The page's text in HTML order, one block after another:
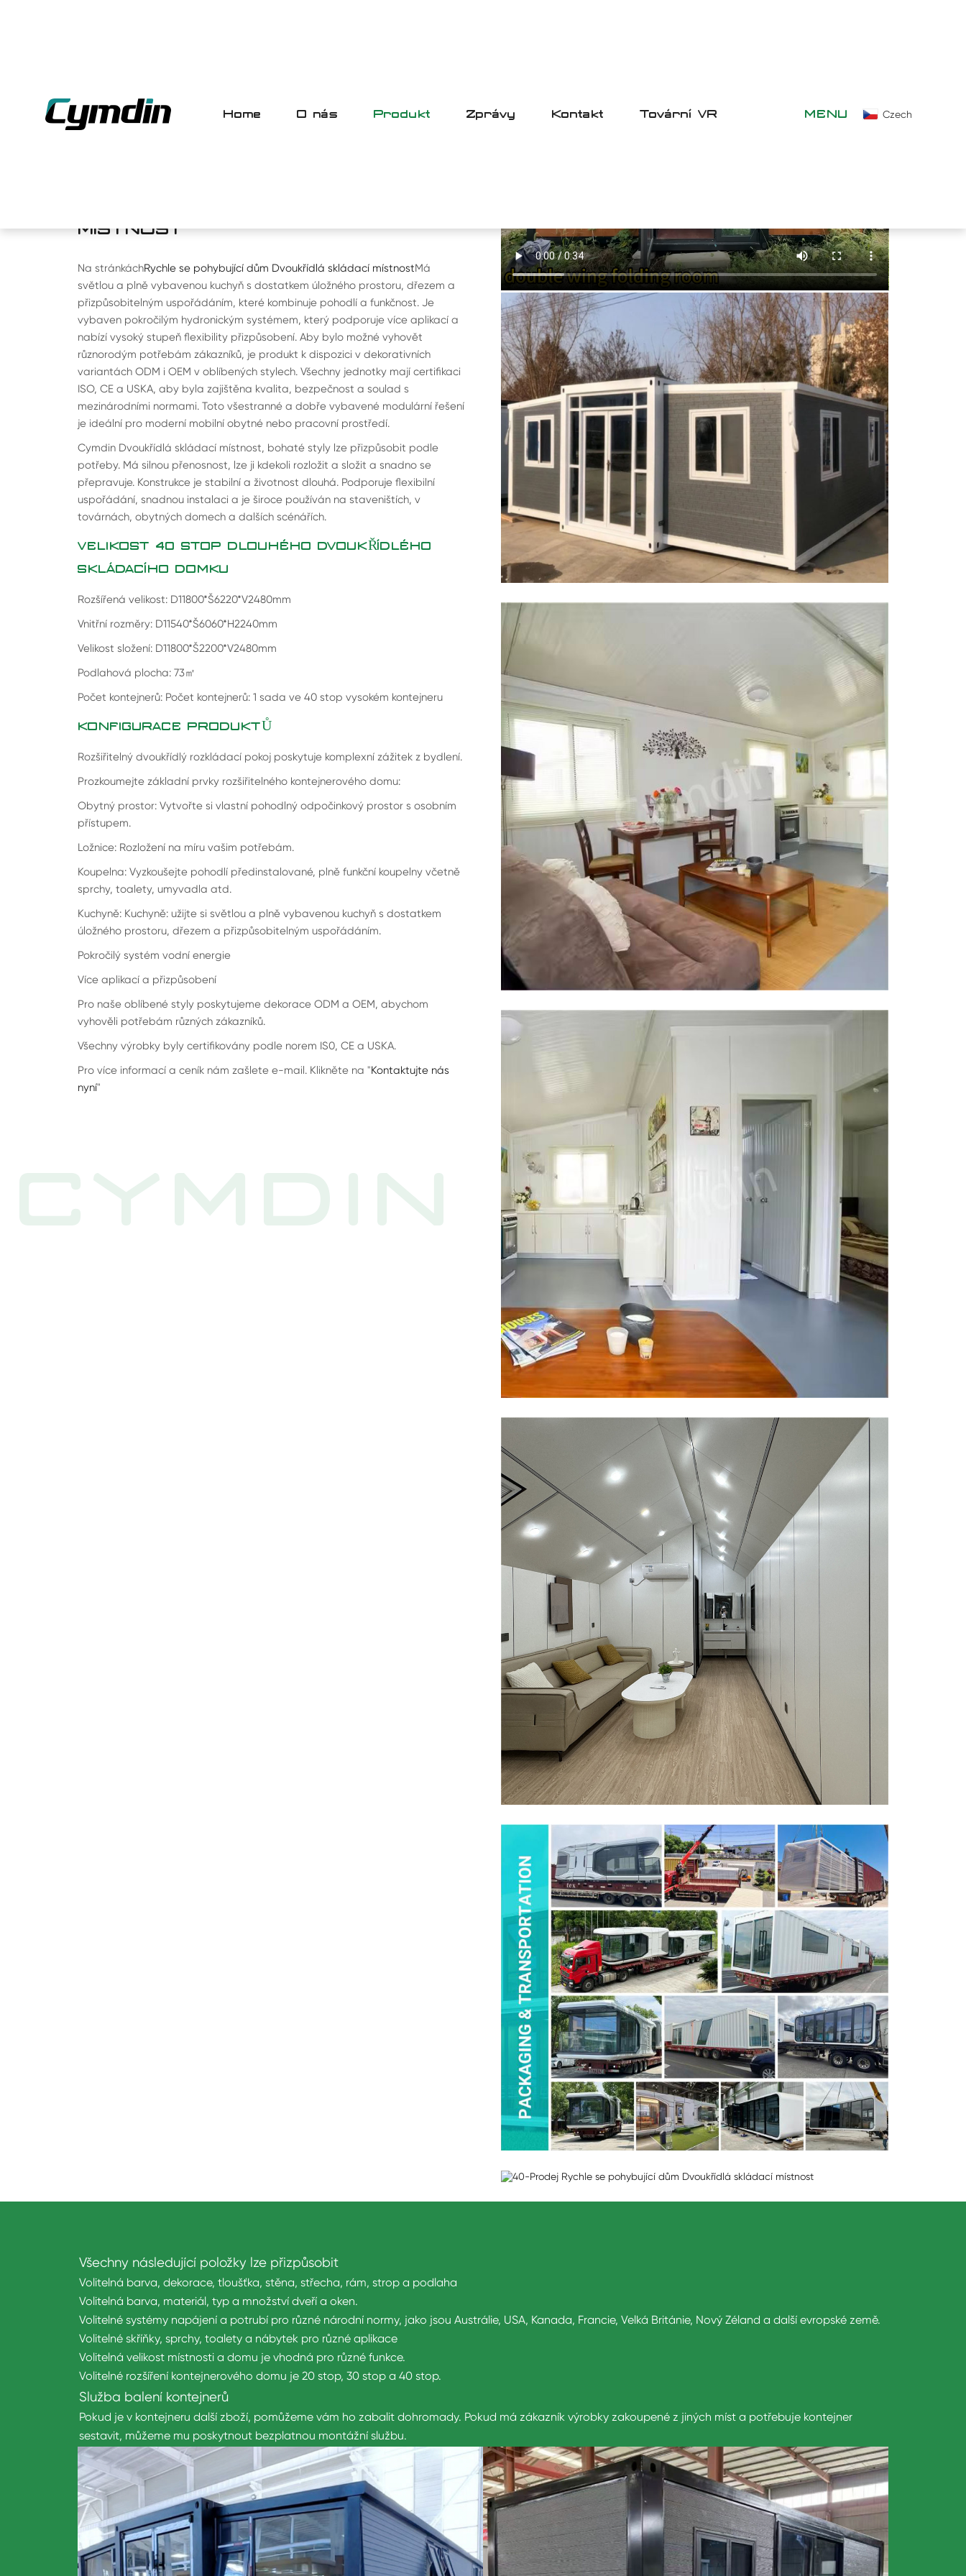
Home O nás Produkt Zprávy Kontakt Tovární VR MENU Czech
MÍSTNOST
Na stránkáchRychle se pohybující dům Dvoukřídlá skládací místnostMá
světlou a plně vybavenou kuchyň s dostatkem úložného prostoru, dřezem a
přizpůsobitelným uspořádáním, které kombinuje pohodlí a funkčnost. Je
vybaven pokročilým hydronickým systémem, který podporuje více aplikací a
nabízí vysoký stupeň flexibility přizpůsobení. Aby bylo možné vyhovět
různorodým potřebám zákazníků, je produkt k dispozici v dekorativních
variantách ODM i OEM v oblíbených stylech. Všechny jednotky mají certifikaci
ISO, CE a USKA, aby byla zajištěna kvalita, bezpečnost a soulad s
mezinárodními normami. Toto všestranné a dobře vybavené modulární řešení
je ideální pro moderní mobilní obytné nebo pracovní prostředí.
Cymdin Dvoukřídlá skládací místnost, bohaté styly lze přizpůsobit podle
potřeby. Má silnou přenosnost, lze ji kdekoli rozložit a složit a snadno se
přepravuje. Konstrukce je stabilní a životnost dlouhá. Podporuje flexibilní
uspořádání, snadnou instalaci a je široce používán na staveništích, v
továrnách, obytných domech a dalších scénářích.
VELIKOST 40 STOP DLOUHÉHO DVOUKŘÍDLÉHO
SKLÁDACÍHO DOMKU
Rozšířená velikost: D11800*Š6220*V2480mm
Vnitřní rozměry: D11540*Š6060*H2240mm
Velikost složení: D11800*Š2200*V2480mm
Podlahová plocha: 73㎡
Počet kontejnerů: Počet kontejnerů: 1 sada ve 40 stop vysokém kontejneru
KONFIGURACE PRODUKTŮ
Rozšiřitelný dvoukřídlý rozkládací pokoj poskytuje komplexní zážitek z bydlení.
Prozkoumejte základní prvky rozšiřitelného kontejnerového domu:
Obytný prostor: Vytvořte si vlastní pohodlný odpočinkový prostor s osobním
přístupem.
Ložnice: Rozložení na míru vašim potřebám.
Koupelna: Vyzkoušejte pohodlí předinstalované, plně funkční koupelny včetně
sprchy, toalety, umyvadla atd.
Kuchyně: Kuchyně: užijte si světlou a plně vybavenou kuchyň s dostatkem
úložného prostoru, dřezem a přizpůsobitelným uspořádáním.
Pokročilý systém vodní energie
Více aplikací a přizpůsobení
Pro naše oblíbené styly poskytujeme dekorace ODM a OEM, abychom
vyhověli potřebám různých zákazníků.
Všechny výrobky byly certifikovány podle norem IS0, CE a USKA.
Pro více informací a ceník nám zašlete e-mail. Klikněte na "Kontaktujte nás
nyní"
Všechny následující položky lze přizpůsobit
Volitelná barva, dekorace, tloušťka, stěna, střecha, rám, strop a podlaha
Volitelná barva, materiál, typ a množství dveří a oken.
Volitelné systémy napájení a potrubí pro různé národní normy, jako jsou Austrálie, USA, Kanada, Francie, Velká Británie, Nový Zéland a další evropské země.
Volitelné skříňky, sprchy, toalety a nábytek pro různé aplikace
Volitelná velikost místnosti a domu je vhodná pro různé funkce.
Volitelné rozšíření kontejnerového domu je 20 stop, 30 stop a 40 stop.
Služba balení kontejnerů
Pokud je v kontejneru další zboží, pomůžeme vám ho zabalit dohromady. Pokud má zákazník výrobky zakoupené z jiných míst a potřebuje kontejner
sestavit, můžeme mu poskytnout bezplatnou montážní službu.